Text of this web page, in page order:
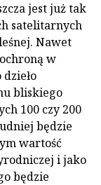
jest już tak
satelitarnych
Nawet
w
bliskiego
100 czy 200
będzie
wartość
i jako
będzie